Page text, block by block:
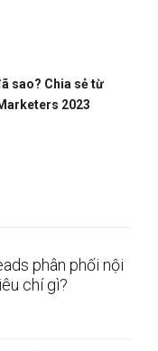
sao? Chia sẻ từ
2023
phân phối nội
chí gì?